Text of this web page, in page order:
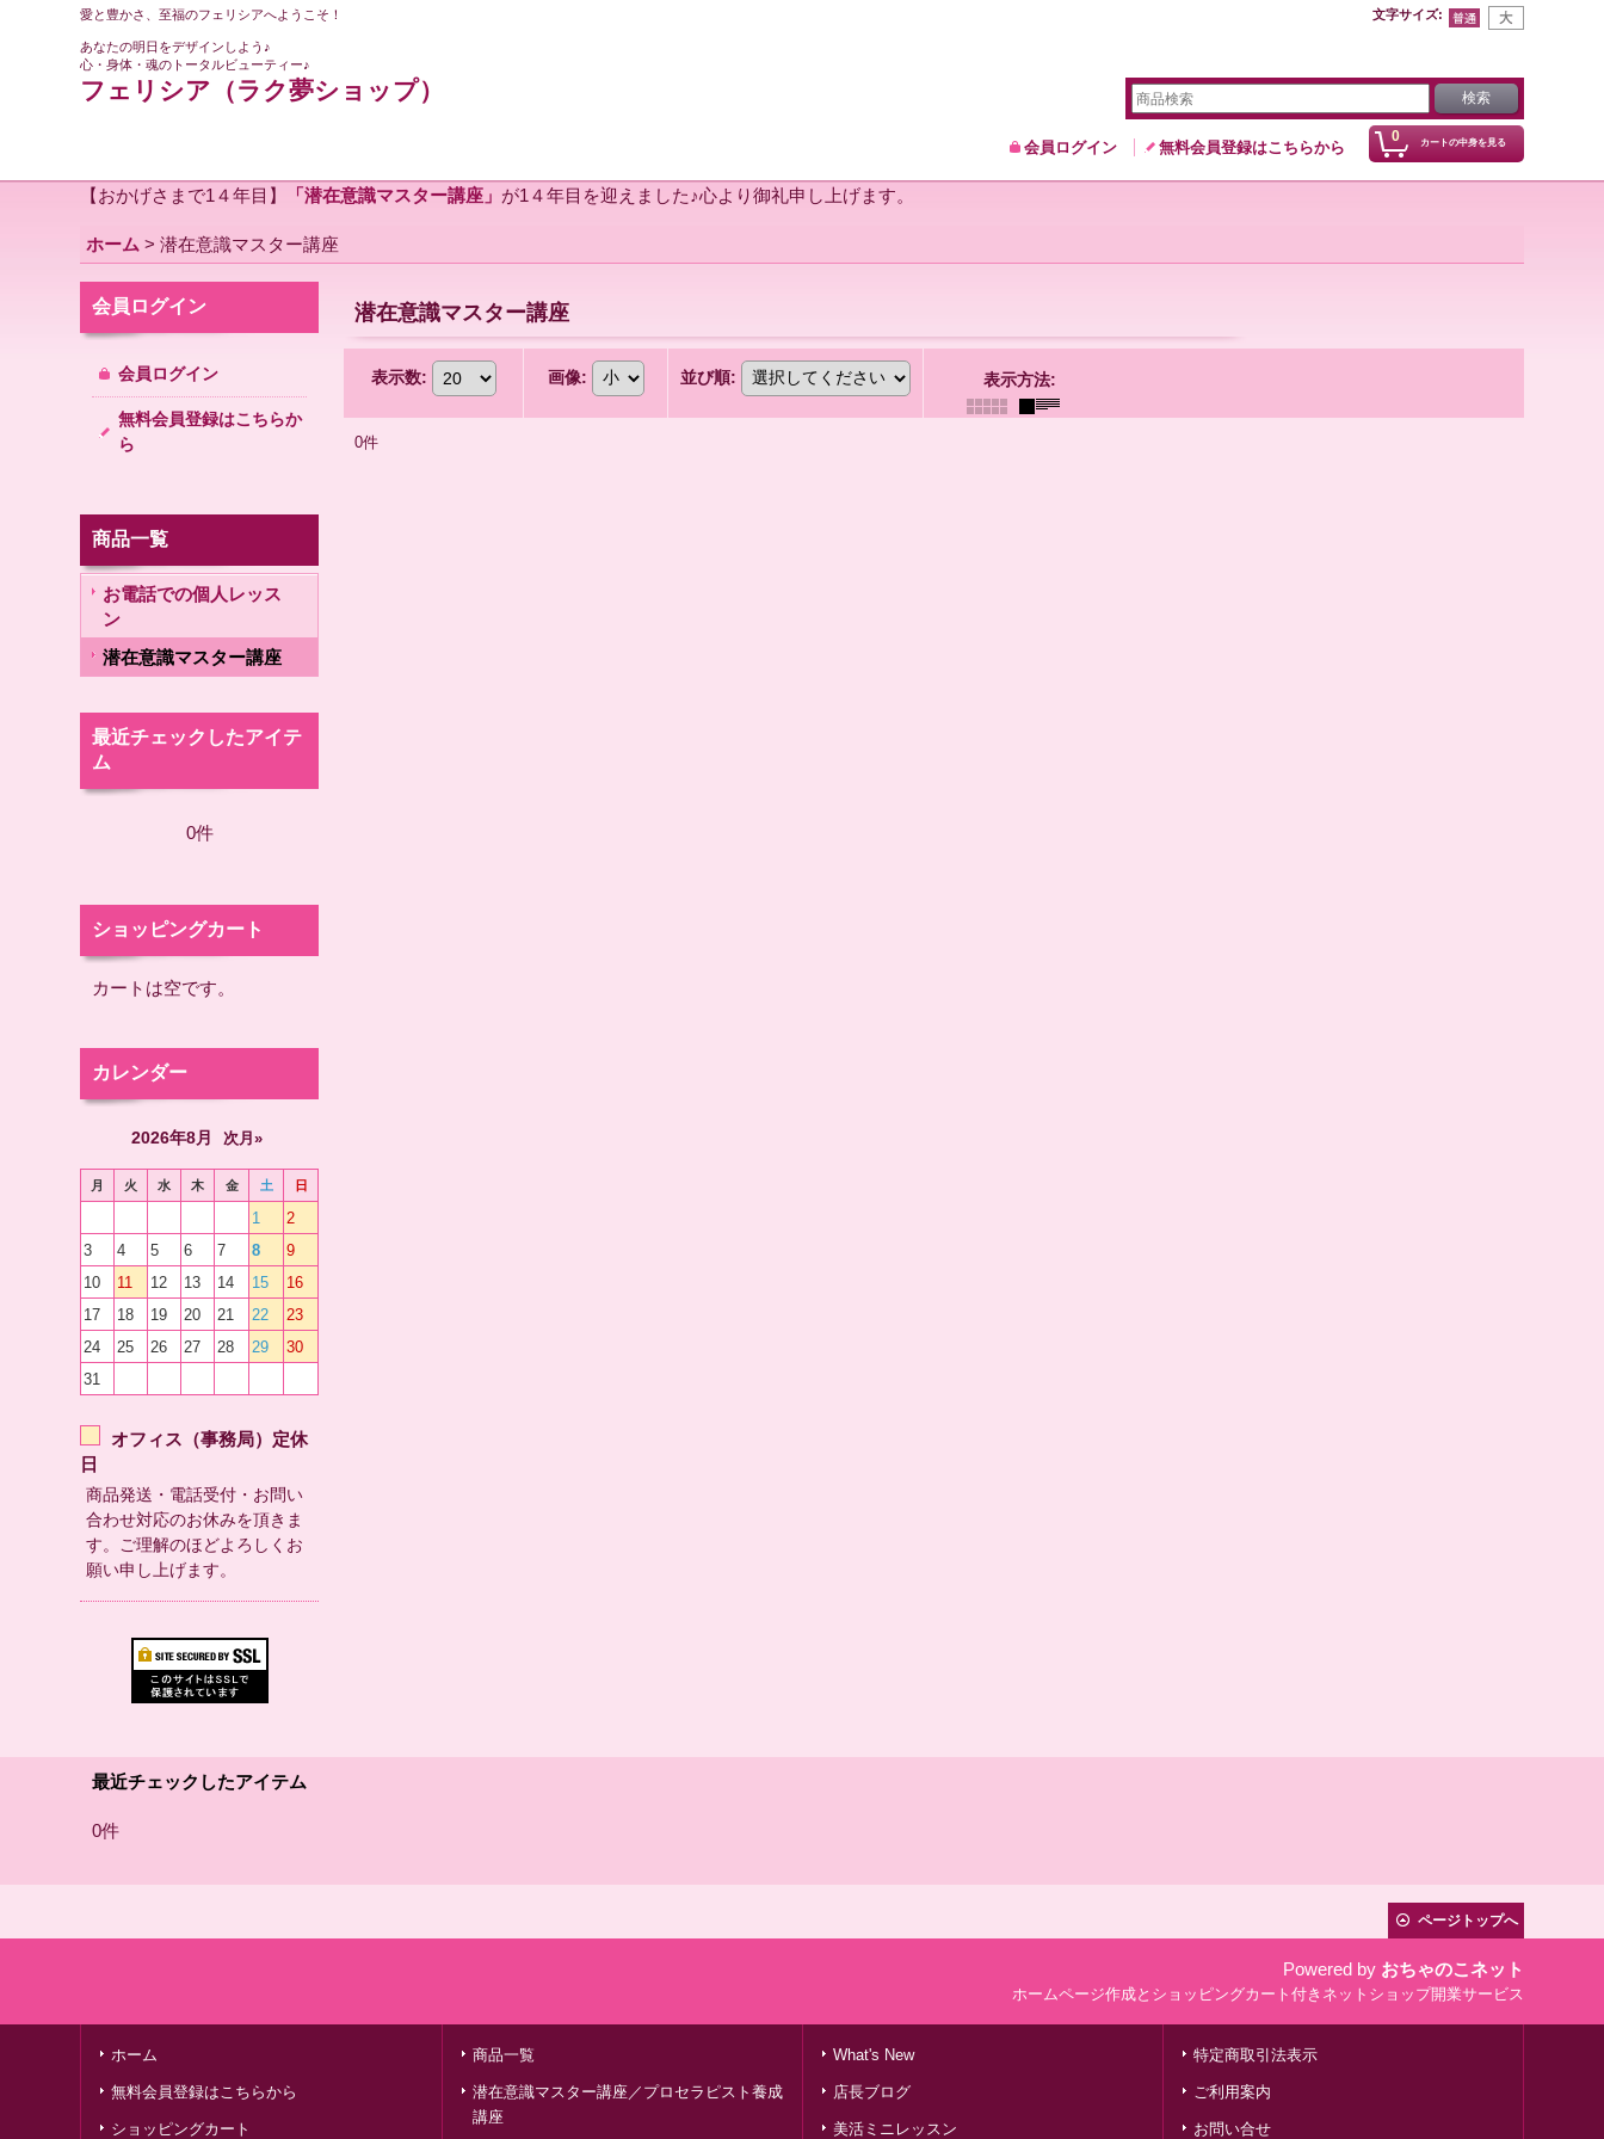
愛と豊かさ、至福のフェリシアへようこそ！
あなたの明日をデザインしよう♪
心・身体・魂のトータルビューティー♪
文字サイズ:
フェリシア（ラク夢ショップ）
0 カートの中身を見る
会員ログイン 無料会員登録はこちらから
【おかげさまで1４年目】 「潜在意識マスター講座」 が1４年目を迎えました♪心より御礼申し上げます。
ホーム > 潜在意識マスター講座
会員ログイン
会員ログイン
無料会員登録はこちらか
ら
商品一覧
お電話での個人レッス
ン
潜在意識マスター講座
最近チェックしたアイテ
ム
0件
ショッピングカート
カートは空です。
カレンダー
2026年8月 次月»
月 火 水 木 金 土 日
1
2
3
4 5 6 7 8
9
10
11 12 13 14 15
16
17
18 19 20 21 22
23
24
25 26 27 28 29
30
31
オフィス（事務局）定休
日
商品発送・電話受付・お問い
合わせ対応のお休みを頂きま
す。ご理解のほどよろしくお
願い申し上げます。
潜在意識マスター講座
表示数: 画像: 並び順: 表示方法:
0件
最近チェックしたアイテム
0件
ページトップへ
Powered by おちゃのこネット
ホームページ作成とショッピングカート付きネットショップ開業サービス
ホーム
無料会員登録はこちらから
ショッピングカート
商品一覧
潜在意識マスター講座／プロセラピスト養成
講座
What's New
店長ブログ
美活ミニレッスン
特定商取引法表示
ご利用案内
お問い合せ